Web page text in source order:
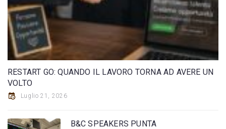
RESTART GO: QUANDO IL LAVORO TORNA AD AVERE UN
VOLTO
Luglio 21, 2026
B&C SPEAKERS PUNTA